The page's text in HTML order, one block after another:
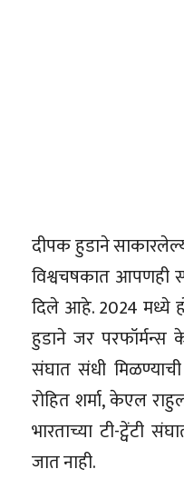
दीपक हुडाने
विश्वचषकात आपणही
दिले आहे. 2024 मध्ये
हुडाने जर परफॉर्मन्स
संघात संधी
रोहित शर्मा, केएल
भारताच्या टी-ट्वेंटी
जात नाही.